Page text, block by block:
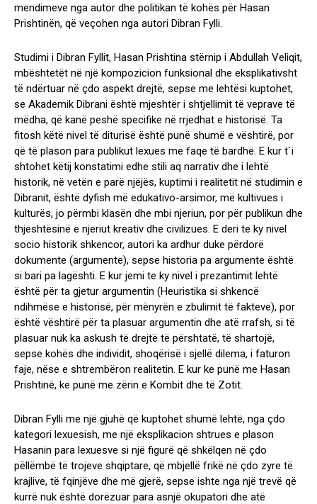
mendimeve nga autor dhe politikan të kohës për Hasan
Prishtinën, që veçohen nga autori Dibran Fylli.
Studimi i Dibran Fyllit, Hasan Prishtina stërnip i Abdullah Veliqit,
mbështetët në një kompozicion funksional dhe eksplikativsht
të ndërtuar në çdo aspekt drejtë, sepse me lehtësi kuptohet,
se Akademik Dibrani është mjeshtër i shtjellimit të veprave të
mëdha, që kanë peshë specifike në rrjedhat e historisë. Ta
fitosh këtë nivel të diturisë është punë shumë e vështirë, por
që të plason para publikut lexues me faqe të bardhë. E kur t`i
shtohet këtij konstatimi edhe stili aq narrativ dhe i lehtë
historik, në vetën e parë njëjës, kuptimi i realitetit në studimin e
Dibranit, është dyfish më edukativo-arsimor, më kultivues i
kulturës, jo përmbi klasën dhe mbi njeriun, por për publikun dhe
thjeshtësinë e njeriut kreativ dhe civilizues. E deri te ky nivel
socio historik shkencor, autori ka ardhur duke përdorë
dokumente (argumente), sepse historia pa argumente është
si bari pa lagështi. E kur jemi te ky nivel i prezantimit lehtë
është për ta gjetur argumentin (Heuristika si shkencë
ndihmëse e historisë, për mënyrën e zbulimit të fakteve), por
është vështirë për ta plasuar argumentin dhe atë rrafsh, si të
plasuar nuk ka askush të drejtë të përshtatë, të shartojë,
sepse kohës dhe individit, shoqërisë i sjellë dilema, i faturon
faje, nëse e shtrembëron realitetin. E kur ke punë me Hasan
Prishtinë, ke punë me zërin e Kombit dhe të Zotit.
Dibran Fylli me një gjuhë që kuptohet shumë lehtë, nga çdo
kategori lexuesish, me një eksplikacion shtrues e plason
Hasanin para lexuesve si një figurë që shkëlqen në çdo
pëllëmbë të trojeve shqiptare, që mbjellë frikë në çdo zyre të
krajlive, të fqinjëve dhe më gjerë, sepse ishte nga një trevë që
kurrë nuk është dorëzuar para asnjë okupatori dhe atë